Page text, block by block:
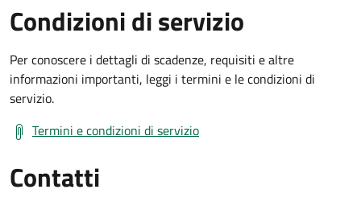
Condizioni di servizio
Per conoscere i dettagli di scadenze, requisiti e altre
informazioni importanti, leggi i termini e le condizioni di
servizio.
Termini e condizioni di servizio
Contatti